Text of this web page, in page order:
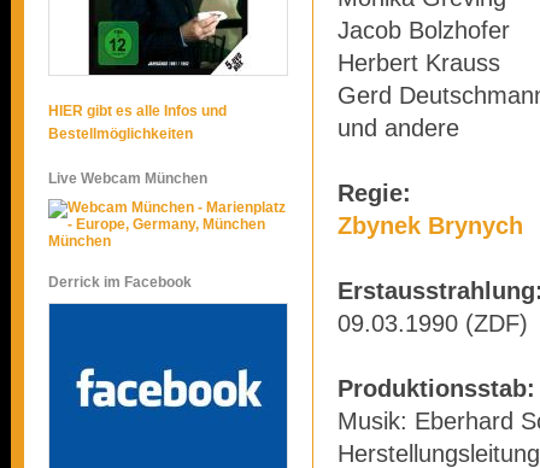
HIER gibt es alle Infos und
Bestellmöglichkeiten
Live Webcam München
München
Derrick im Facebook
Jacob Bolzhofer
Herbert Krauss
Gerd
und andere
Regie:
Zbynek Brynych
09.03.1990 (ZDF)
Produktionsstab:
Musik: Eberhard